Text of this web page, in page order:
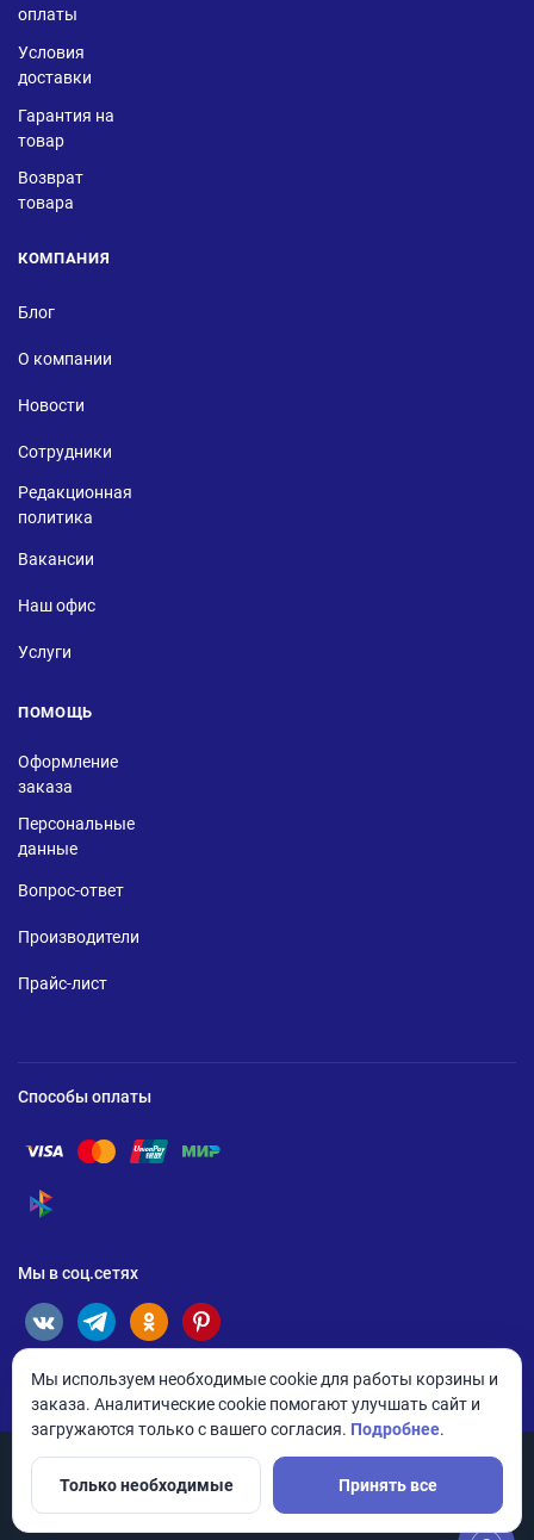
оплаты
Условия
доставки
Гарантия на
товар
Возврат
товара
КОМПАНИЯ
Блог
О компании
Новости
Сотрудники
Редакционная
политика
Вакансии
Наш офис
Услуги
ПОМОЩЬ
Оформление
заказа
Персональные
данные
Вопрос-ответ
Производители
Прайс-лист
Способы оплаты
Помощь по оплате Visa
Помощь по оплате Mastercard
Помощь по оплате UnionPay
Помощь по оплате Мир
Помощь по оплате СБП
Мы в соц.сетях
© 2026 ANDPRO / ООО «АНД-Системс»
Мы используем необходимые cookie для работы корзины и
заказа. Аналитические cookie помогают улучшать сайт и
загружаются только с вашего согласия. Подробнее.
Только необходимые Принять все